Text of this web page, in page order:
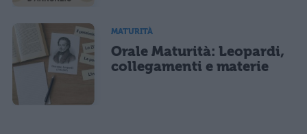
MATURITÀ
Orale Maturità: Leopardi,
collegamenti e materie